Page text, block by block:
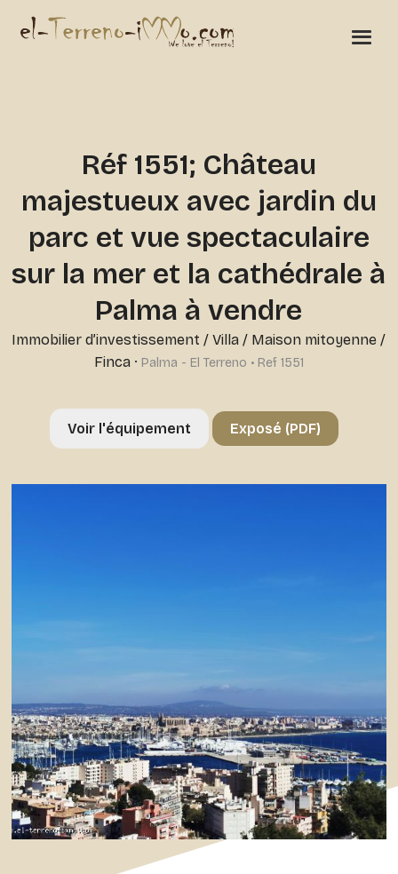
Réf 1551; Château
majestueux avec jardin du
parc et vue spectaculaire
sur la mer et la cathédrale à
Palma à vendre
Immobilier d’investissement /Villa / Maison mitoyenne /
Finca· Palma - El Terreno • Ref 1551
Voir l'équipement Exposé (PDF)